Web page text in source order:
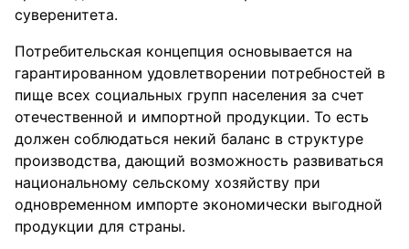
суверенитета.
Потребительская концепция основывается на
гарантированном удовлетворении потребностей в
пище всех социальных групп населения за счет
отечественной и импортной продукции. То есть
должен соблюдаться некий баланс в структуре
производства, дающий возможность развиваться
национальному сельскому хозяйству при
одновременном импорте экономически выгодной
продукции для страны.